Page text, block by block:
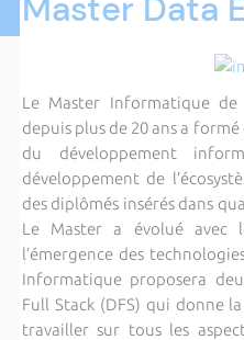
Master Data
Le Master Informatique de
depuis plus de 20 ans a
du développement
développement de
des diplômés insérés dans
Le Master a évolué
l’émergence des
Informatique proposera
Full Stack (DFS) qui donne
travailler sur tous les